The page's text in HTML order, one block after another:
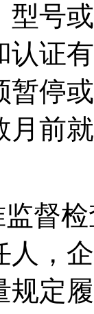
型号
认证
暂停
月前
督
人，
规定